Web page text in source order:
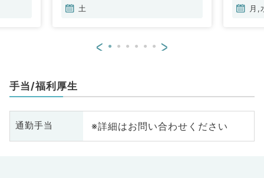
土 月,
< >
手当/福利厚生
通勤手当 ※詳細はお問い合わせください